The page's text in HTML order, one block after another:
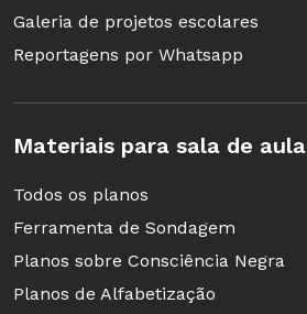
Galeria de projetos escolares
Reportagens por Whatsapp
Materiais para sala de aula
Todos os planos
Ferramenta de Sondagem
Planos sobre Consciência Negra
Planos de Alfabetização